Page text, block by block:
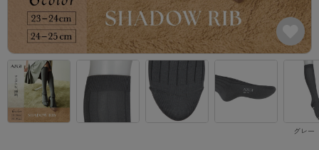
- 柄ストッキング
- ショート丈ストッキング
- 着圧ストッキング
- パンティ部レスストッキング
タイツ
- ノンワイヤーブラ
- ワイヤーブラ
- ブラトップ
ショーツ
- レギュラーショーツ
ボトムス
トップス
ルームウェア・パジャマ
アクティブ・スポーツ
- スポーツブラ
スニーカー丈・くるぶし丈ソックス
ハイソックス
ボクサー
トランクス
Tバック・ビキニ
肌着・インナー
ボトムス
トップス
ルームウェア・パジャマ
クルー・レギュラー丈ソックス
スニーカー丈・くるぶし丈ソックス
ハイソックス
スクールソックス
ノンワイヤーブラ
ワイヤーブラ
スポーツブラ
ショーツ
レギュラーショーツ
アスティーグ
クリアビューティアクティブ
スゴスト
フェイクタイツ
hotto comfort
商品選びのお手伝い
お悩み別ガードル
ブラジャー特集
私に似合う、ストッキング選び
タイツの選び方
ご利用ガイド
はじめての方へ
よくある質問（FAQ）
グレー